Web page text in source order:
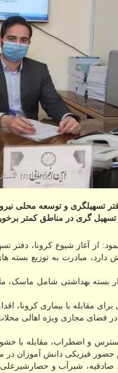
گری در مناطق کمتر
از آغاز شیوع کرونا،
مبادرت به توزیع بسته
داد: در این راستا تابحال حدود ۹
مقابله با بیماری کرونا،
فضای مجازی ویژه اهالی
و اضطراب، مقابله با
فیزیکی دانش آموزان در
صادقیه، شیرآب و